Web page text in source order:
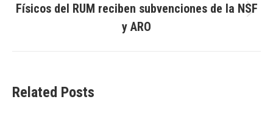
Next
post:
Físicos del RUM reciben subvenciones de la NSF
y ARO
Related Posts